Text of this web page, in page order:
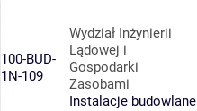
100-BUD-
1N-109
Wydział Inżynierii
Lądowej i
Gospodarki
Zasobami
Instalacje budowlane